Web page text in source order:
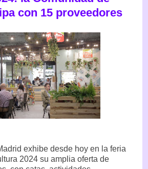
con 15 proveedores
exhibe desde hoy en la feria
2024 su amplia oferta de